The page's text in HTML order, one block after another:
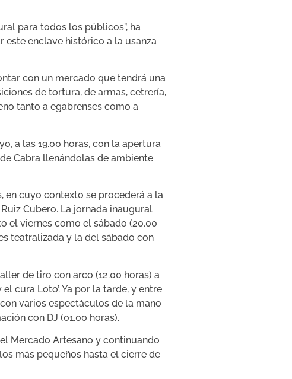
para todos los públicos”, ha
este enclave histórico a la usanza
con un mercado que tendrá una
de tortura, de armas, cetrería,
tanto a egabrenses como a
a las 19.00 horas, con la apertura
Cabra llenándolas de ambiente
en cuyo contexto se procederá a la
Cubero. La jornada inaugural
el viernes como el sábado (20.00
teatralizada y la del sábado con
de tiro con arco (12.00 horas) a
cura Loto’. Ya por la tarde, y entre
varios espectáculos de la mano
con DJ (01.00 horas).
Mercado Artesano y continuando
más pequeños hasta el cierre de